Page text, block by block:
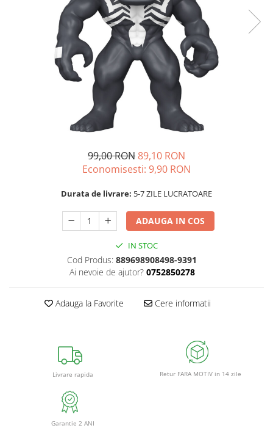
99,00 RON89,10 RON
Economisesti: 9,90 RON
Durata de livrare: 5-7 ZILE LUCRATOARE
ADAUGA IN COS
IN STOC
Cod Produs: 889698908498-9391
Ai nevoie de ajutor? 0752850278
Adauga la Favorite Cere informatii
Livrare rapida Retur FARA MOTIV in 14 zile
Garantie 2 ANI